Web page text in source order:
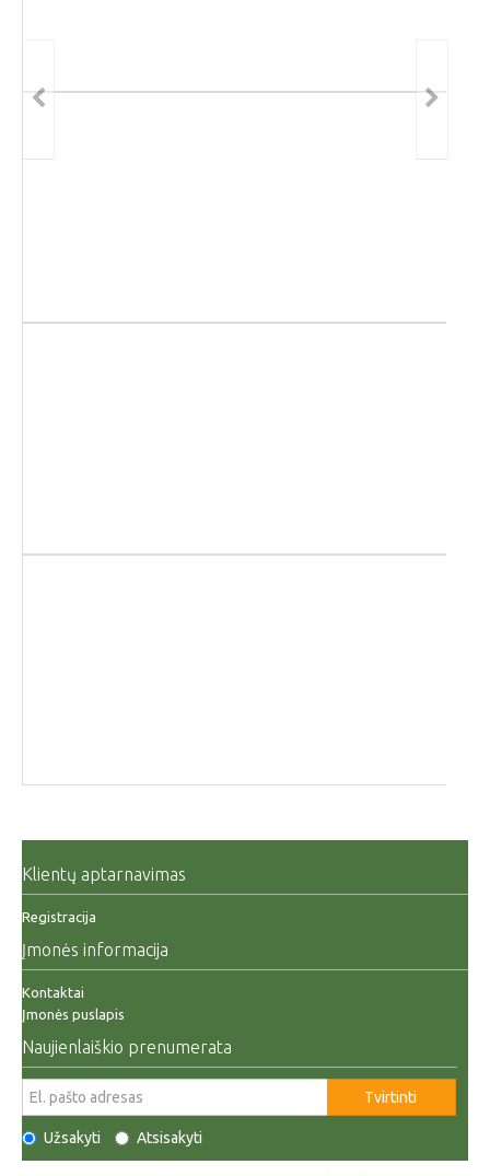
Klientų aptarnavimas
Registracija
Įmonės informacija
Kontaktai
Įmonės puslapis
Naujienlaiškio prenumerata
Tvirtinti
Užsakyti Atsisakyti